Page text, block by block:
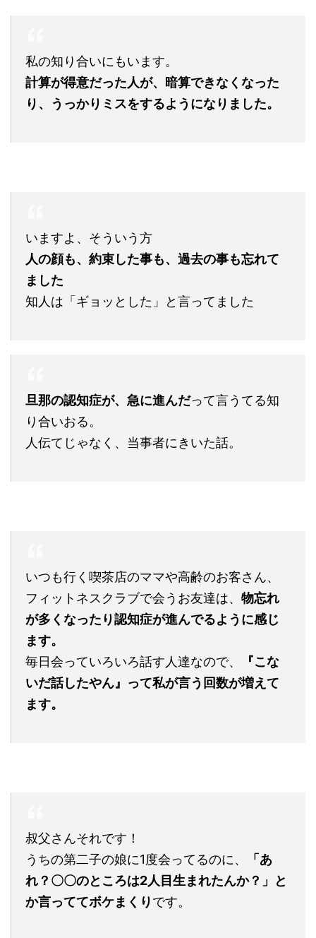
私の知り合いにもいます。
計算が得意だった人が、暗算できなくなった
り、うっかりミスをするようになりました。
いますよ、そういう方
人の顔も、約束した事も、過去の事も忘れて
ました
知人は「ギョッとした」と言ってました
旦那の認知症が、急に進んだって言うてる知
り合いおる。
人伝てじゃなく、当事者にきいた話。
いつも行く喫茶店のママや高齢のお客さん、
フィットネスクラブで会うお友達は、 物忘れ
が多くなったり認知症が進んでるように感じ
ます。
毎日会っていろいろ話す人達なので、
『こな
いだ話したやん』って私が言う回数が増えて
ます。
叔父さんそれです！
うちの第二子の娘に1度会ってるのに、
「あ
れ？〇〇のところは2人目生まれたんか？」と
か言っててボケまくりです。